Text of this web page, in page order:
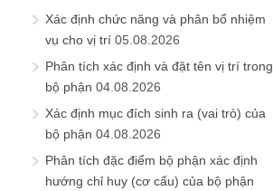
Xác định chức năng và phân bổ nhiệm
vụ cho vị trí 05.08.2026
Phân tích xác định và đặt tên vị trí trong
bộ phận 04.08.2026
Xác định mục đích sinh ra (vai trò) của
bộ phận 04.08.2026
Phân tích đặc điểm bộ phận xác định
hướng chỉ huy (cơ cấu) của bộ phận